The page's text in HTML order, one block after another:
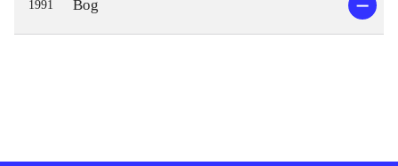
1991 Bog